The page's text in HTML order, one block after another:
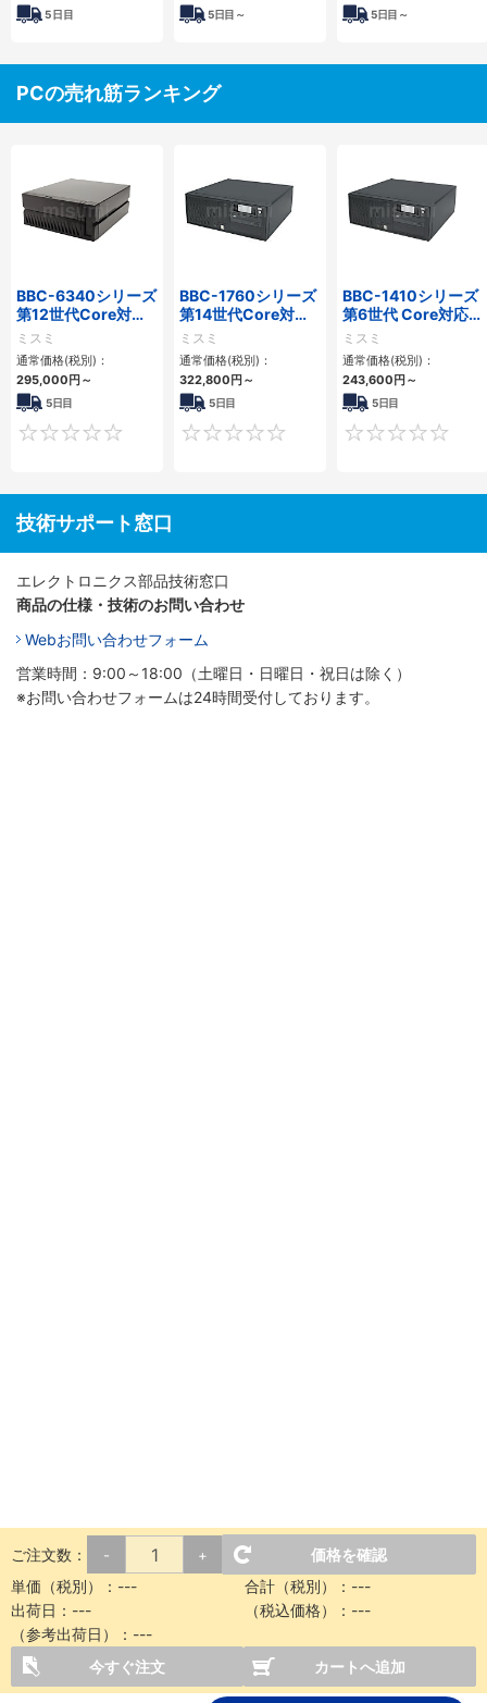
5日目 5日目～ 5日目～
PCの売れ筋ランキング
BBC-6340シリーズ
第12世代Core対応
小型フロアマウント
PC2PCI/2PCIe
ミスミ
通常価格(税別)：
295,000円～
5日目
0
BBC-1760シリーズ
第14世代Core対応
小型フロアマウント
3PCIe
ミスミ
通常価格(税別)：
322,800円～
5日目
0
BBC-1410シリーズ
第6世代 Core対応フ
ロアマウントFAPC
3PCI・3PCIe
ミスミ
通常価格(税別)：
243,600円～
5日目
技術サポート窓口
エレクトロニクス部品技術窓口
商品の仕様・技術のお問い合わせ
Webお問い合わせフォーム
営業時間：9:00～18:00（土曜日・日曜日・祝日は除く）
※お問い合わせフォームは24時間受付しております。
ご注文数： - +
価格を確認
単価（税別）： --- 合計（税別）： ---
出荷日： --- （税込価格）： ---
（参考出荷日）： ---
今すぐ注文
カートへ追加